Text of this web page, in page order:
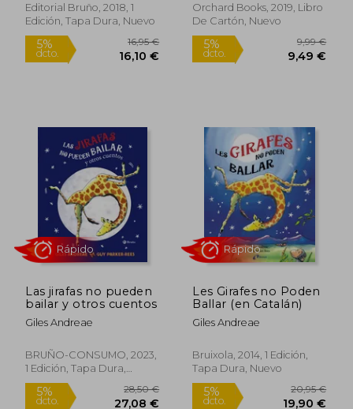
5%
dcto.
9,99 €
9,49 €
5%
dcto.
Editorial Bruño, 2018, 1
Edición, Tapa Dura, Nuevo
Orchard Books, 2019, Libro
De Cartón, Nuevo
Las jirafas no pueden
bailar y otros cuentos
Giles Andreae
BRUÑO-CONSUMO, 2023,
1 Edición, Tapa Dura,
Nuevo
Les Girafes no Poden
Ballar (en Catalán)
Giles Andreae
Bruixola, 2014, 1 Edición,
Tapa Dura, Nuevo